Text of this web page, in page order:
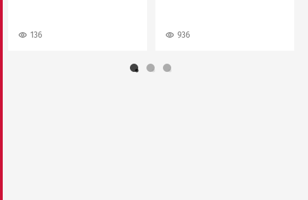
136 936